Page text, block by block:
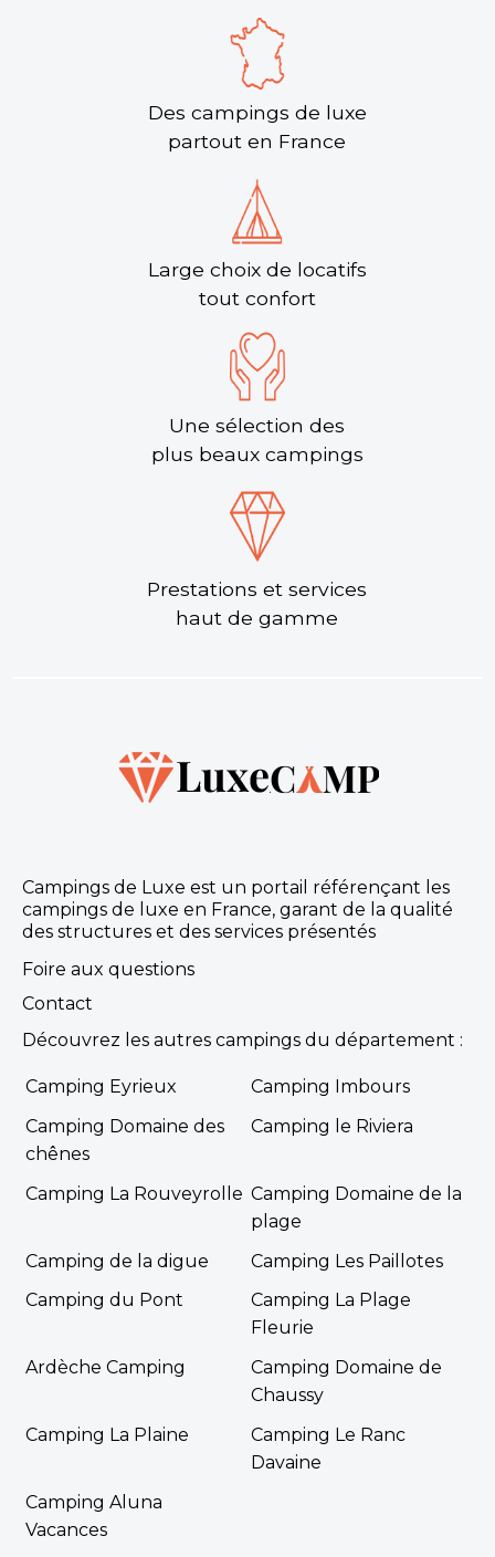
Des campings de luxe
partout en France
Large choix de locatifs
tout confort
Une sélection des
plus beaux campings
Prestations et services
haut de gamme
Campings de Luxe est un portail référençant les
campings de luxe en France, garant de la qualité
des structures et des services présentés
Foire aux questions
Contact
Découvrez les autres campings du département :
Camping Eyrieux
Camping Imbours
Camping Domaine des
chênes
Camping le Riviera
Camping La Rouveyrolle Camping Domaine de la
plage
Camping de la digue
Camping Les Paillotes
Camping du Pont
Camping La Plage
Fleurie
Ardèche Camping
Camping Domaine de
Chaussy
Camping La Plaine
Camping Le Ranc
Davaine
Camping Aluna
Vacances